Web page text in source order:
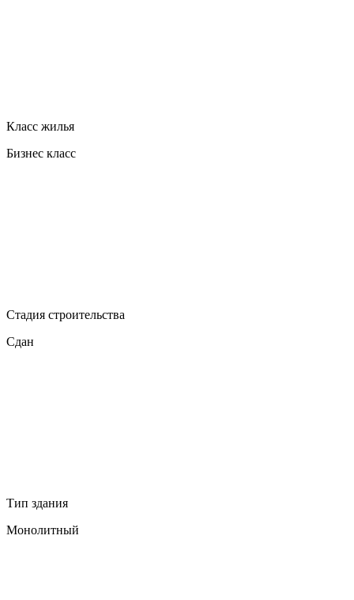
Класс жилья
Бизнес класс
Стадия строительства
Сдан
Тип здания
Монолитный